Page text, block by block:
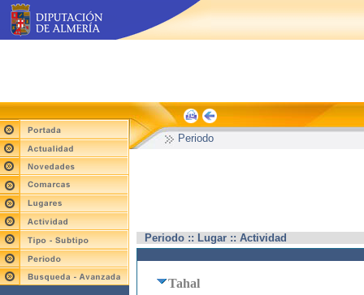
Periodo
Periodo :: Lugar :: Actividad
Tahal